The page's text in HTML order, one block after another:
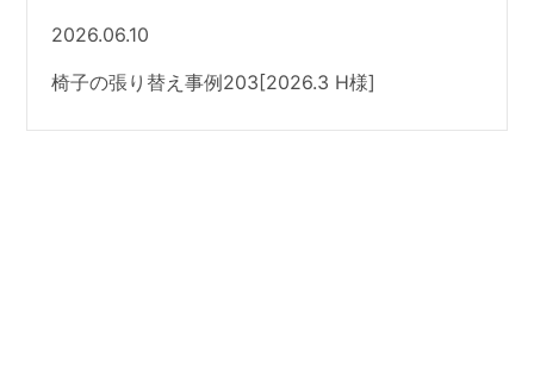
2026.06.10
椅子の張り替え事例203[2026.3 H様]